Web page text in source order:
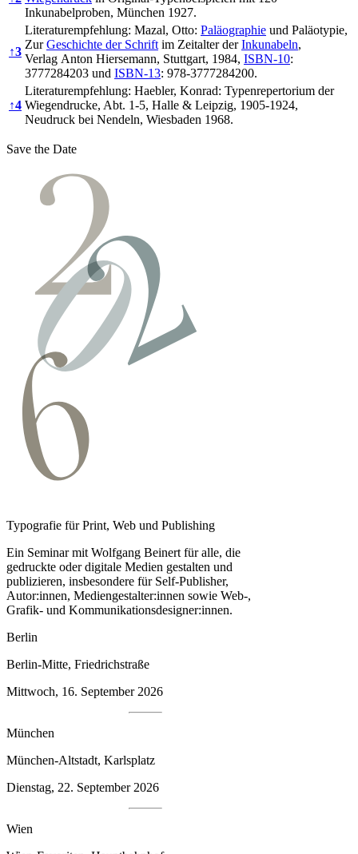
Inkunabelproben, München 1927.
↑3
Literaturempfehlung: Mazal, Otto: Paläographie und Paläotypie,
ZurGeschichte der Schrift im Zeitalter derInkunabeln,
Verlag Anton Hiersemann, Stuttgart, 1984, ISBN-10:
3777284203 und ISBN-13: 978-3777284200.
↑4
Literaturempfehlung: Haebler, Konrad: Typenrepertorium der
Wiegendrucke, Abt. 1-5, Halle & Leipzig, 1905-1924,
Neudruck bei Nendeln, Wiesbaden 1968.
Save the Date
Typografie für Print, Web und Publishing
Ein Seminar mit Wolfgang Beinert für alle, die
gedruckte oder digitale Medien gestalten und
publizieren, insbesondere für Self-Publisher,
Autor:innen, Medien­gestalter:innen sowie Web-,
Grafik- und Kommunikationsdesigner:innen.
Berlin
Berlin-Mitte, Friedrichstraße
Mittwoch, 16. September 2026
München
München-Altstadt, Karlsplatz
Dienstag, 22. September 2026
Wien